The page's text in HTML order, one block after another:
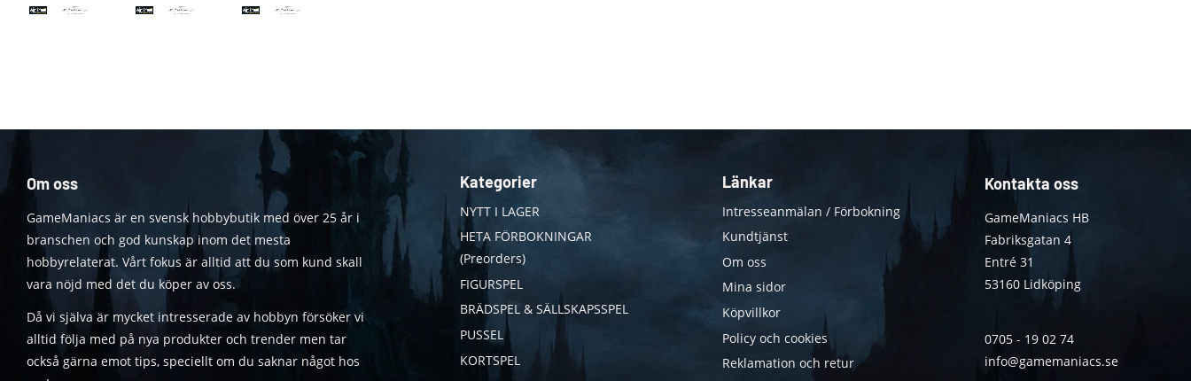
Om oss
GameManiacs är en svensk hobbybutik med över 25 år i
branschen och god kunskap inom det mesta
hobbyrelaterat. Vårt fokus är alltid att du som kund skall
vara nöjd med det du köper av oss.
Då vi själva är mycket intresserade av hobbyn försöker vi
alltid följa med på nya produkter och trender men tar
också gärna emot tips, speciellt om du saknar något hos
Kategorier
NYTT I LAGER
HETA FÖRBOKNINGAR
(Preorders)
FIGURSPEL
BRÄDSPEL & SÄLLSKAPSSPEL
PUSSEL
KORTSPEL
Länkar
Intresseanmälan / Förbokning
Kundtjänst
Om oss
Mina sidor
Köpvillkor
Policy och cookies
Reklamation och retur
Kontakta oss
GameManiacs HB
Fabriksgatan 4
Entré 31
53160 Lidköping
0705 - 19 02 74
info@gamemaniacs.se